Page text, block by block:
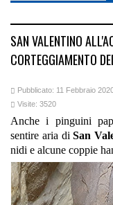
SAN VALENTINO
CORTEGGIAMENTO
Pubblicato: 11 Febbraio
Visite: 3520
Anche i pinguini
sentire aria diSan
nidi e alcune coppie